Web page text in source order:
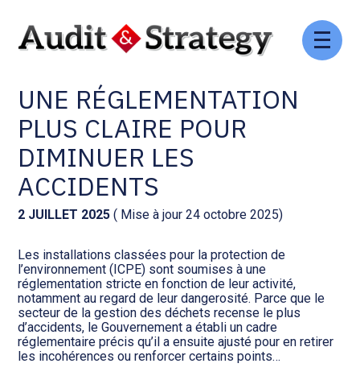
Aller
Comptabilité et conseil
Social et ressources humaines
Assistance juridique
Pilotage d’entreprise
Gestion de patrimoine
Procédures collectives
Transition numérique
Gestion des documents : ISuite
Tenue de votre comptabilité :
ACD
Facturation et pilotage :
EVOLIZ
Facturation et pilotage : MEG
Analyse et tableau de bord :
WAIBI
Gérer vos ressources
humaines : SILAE
GESTION DES DÉCHETS :
UNE RÉGLEMENTATION
PLUS CLAIRE POUR
DIMINUER LES
ACCIDENTS
2 JUILLET 2025 ( Mise à jour 24 octobre 2025)
Les installations classées pour la protection de
l’environnement (ICPE) sont soumises à une
réglementation stricte en fonction de leur activité,
notamment au regard de leur dangerosité. Parce que le
secteur de la gestion des déchets recense le plus
d’accidents, le Gouvernement a établi un cadre
réglementaire précis qu’il a ensuite ajusté pour en retirer
les incohérences ou renforcer certains points…